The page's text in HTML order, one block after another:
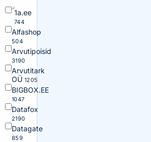
1a.ee
744
Alfashop
504
Arvutipoisid
3190
Arvutitark
OÜ 1205
BIGBOX.EE
1047
Datafox
2190
Datagate
859